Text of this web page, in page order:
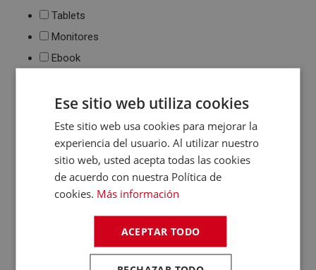
Tablets
Monitores
Ebook
Impresoras de tinta
Multifunción
Cartuchos de tinta y
toner
Periféricos
Ratones
Teclados
WebCams y
Micrófonos
Ese sitio web utiliza cookies
Este sitio web usa cookies para mejorar la
experiencia del usuario. Al utilizar nuestro
sitio web, usted acepta todas las cookies
de acuerdo con nuestra Política de
cookies. Más información
ACEPTAR TODO